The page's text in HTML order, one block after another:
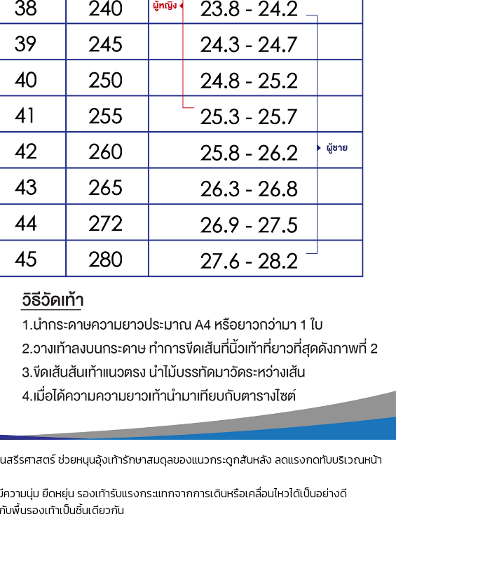
รศาสตร์ ช่วยหนุนอุ้งเท้ารักษาสมดุลของแนวกระดูกสันหลัง ลดแรงกดทับบริเวณหน้า
นุ่ม ยืดหยุ่น รองเท้ารับแรงกระแทกจากการเดินหรือเคลื่อนไหวได้เป็นอย่างดี
พื้นรองเท้าเป็นชิ้นเดียวกัน